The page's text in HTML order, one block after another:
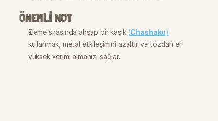
ÖNEMLİ NOT
Eleme sırasında ahşap bir kaşık (Chashaku)
kullanmak, metal etkileşimini azaltır ve tozdan en
yüksek verimi almanızı sağlar.